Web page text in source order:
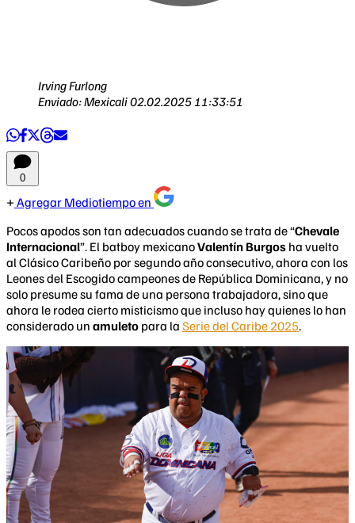
Irving Furlong
Enviado: Mexicali02.02.2025 11:33:51
0
Agregar Mediotiempo en
Pocos apodos son tan adecuados cuando se trata de “Chevale
Internacional”. El batboy mexicanoValentín Burgos ha vuelto
al Clásico Caribeño por segundo año consecutivo, ahora con los
Leones del Escogido campeones de República Dominicana, y no
solo presume su fama de una persona trabajadora, sino que
ahora le rodea cierto misticismo que incluso hay quienes lo han
considerado un amuleto para la Serie del Caribe 2025.